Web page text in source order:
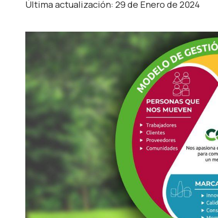
Última actualización: 29 de Enero de 2024